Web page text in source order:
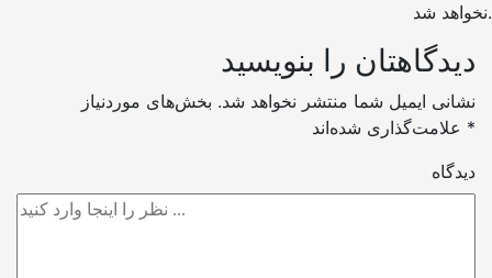
نخواهد شد.
دیدگاهتان را بنویسید
نشانی ایمیل شما منتشر نخواهد شد. بخش‌های موردنیاز
*
دیدگاه